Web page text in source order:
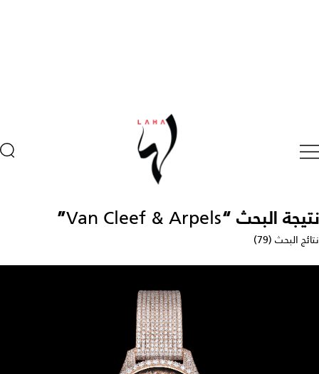
نتيجة البحث “Van Cleef & Arpels
”
نتائج البحث (79)